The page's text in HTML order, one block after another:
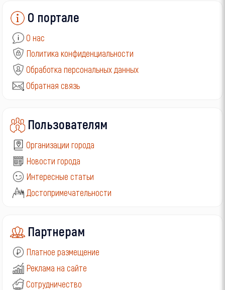
О портале
О нас
Политика конфиденциальности
Обработка персональных данных
Обратная связь
Пользователям
Организации города
Новости города
Интересные статьи
Достопримечательности
Партнерам
Платное размещение
Реклама на сайте
Сотрудничество